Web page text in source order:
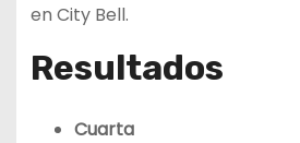
en City Bell.
Resultados
Cuarta